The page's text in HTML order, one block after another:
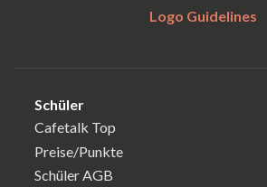
Logo Guidelines
Schüler
Cafetalk Top
Preise/Punkte
Schüler AGB